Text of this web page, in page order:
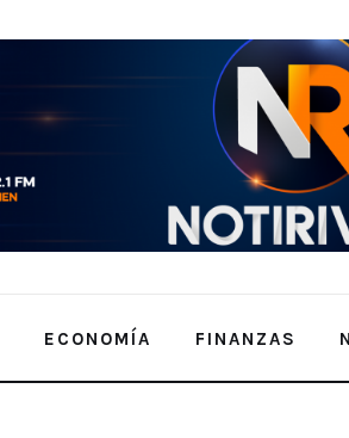
ECONOMÍA FINANZAS